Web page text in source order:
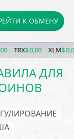
К ОБМЕНУ
TRX $ 0,00 XLM$ 0,00
ДЛЯ